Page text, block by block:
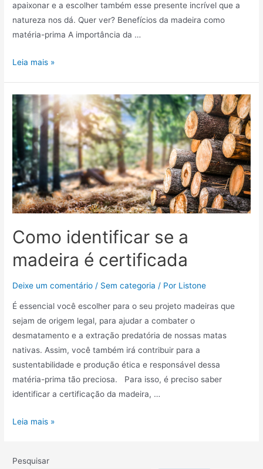
apaixonar e a escolher também esse presente incrível que a
natureza nos dá. Quer ver? Benefícios da madeira como
matéria-prima A importância da …
Leia mais »
Como identificar se a
madeira é certificada
Deixe um comentário / Sem categoria / Por Listone
É essencial você escolher para o seu projeto madeiras que
sejam de origem legal, para ajudar a combater o
desmatamento e a extração predatória de nossas matas
nativas. Assim, você também irá contribuir para a
sustentabilidade e produção ética e responsável dessa
matéria-prima tão preciosa. Para isso, é preciso saber
identificar a certificação da madeira, …
Leia mais »
Pesquisar